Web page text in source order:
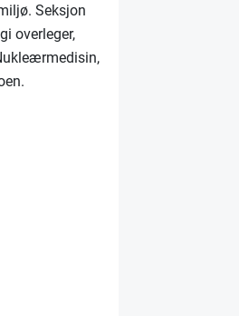
Seksjon
overleger,